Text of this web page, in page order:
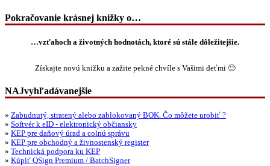
Pokračovanie krásnej knižky o…
…vzťahoch a životných hodnotách, ktoré sú stále dôležitejšie.
Získajte novú knižku a zažite pekné chvíle s Vašimi deťmi 🙂
NAJvyhľadávanejšie
» Zabudnutý, stratený alebo zablokovaný BOK. Čo môžete urobiť ?
» Softvér k eID - elektronický občiansky
» KEP pre daňový úrad a colnú správu
» KEP pre obchodný a živnostenský register
» Technická podpora ku KEP
» Kúpiť QSign Premium / BatchSigner